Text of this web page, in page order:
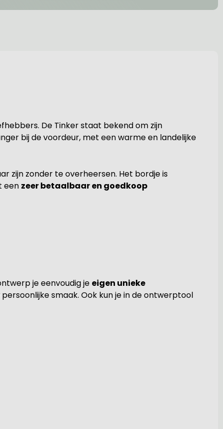
De Tinker staat bekend om zijn
bij de voordeur, met een warme en landelijke
zijn zonder te overheersen. Het bordje is
een zeer betaalbaar en goedkoop
je eenvoudig je eigen unieke
smaak. Ook kun je in de ontwerptool